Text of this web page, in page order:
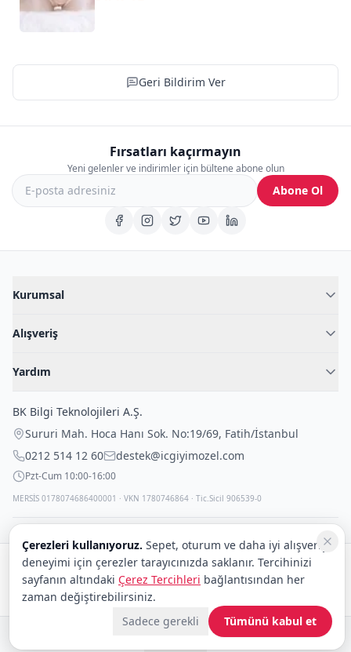
Geri Bildirim Ver
Fırsatları kaçırmayın
Yeni gelenler ve indirimler için bültene abone olun
Abone Ol
Kurumsal
Blog
İç Giyim Rehberi
Alışveriş
Fantazi İç Giyim
Çocuk İç Giyim
Outlet Fırsatları
Yardım
İade Politikası
Gizli Paketleme
BK Bilgi Teknolojileri A.Ş.
Sururi Mah. Hoca Hanı Sok. No:19/69, Fatih/İstanbul
0212 514 12 60
destek@icgiyimozel.com
Pzt-Cum 10:00-16:00
MERSİS 0178074686400001 · VKN 1780746864 · Tic.Sicil 906539-0
Güvenli alışveriş:
Kargo:
© 2008–2026 BK Bilgi Teknolojileri ve Ticaret A.Ş.
Çerezleri kullanıyoruz. Sepet, oturum ve daha iyi alışveriş
deneyimi için çerezler tarayıcınızda saklanır. Tercihinizi
sayfanın altındaki Çerez Tercihleri bağlantısından her
zaman değiştirebilirsiniz.
Sadece gerekli
Tümünü kabul et